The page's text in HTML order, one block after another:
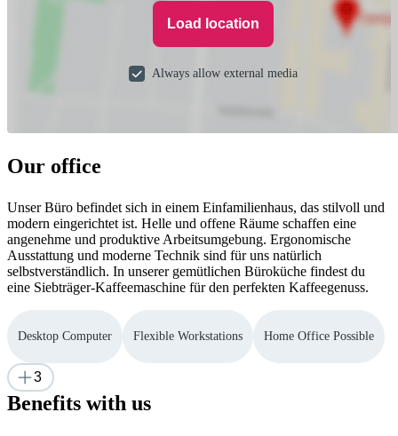
Load location
Always allow external media
Our office
Unser Büro befindet sich in einem Einfamilienhaus, das stilvoll und
modern eingerichtet ist. Helle und offene Räume schaffen eine
angenehme und produktive Arbeitsumgebung. Ergonomische
Ausstattung und moderne Technik sind für uns natürlich
selbstverständlich. In unserer gemütlichen Büroküche findest du
eine Siebträger-Kaffeemaschine für den perfekten Kaffeegenuss.
Desktop Computer Flexible Workstations Home Office Possible
3
Benefits with us